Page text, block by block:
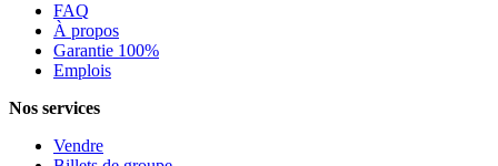
FAQ
À propos
Garantie 100%
Emplois
Nos services
Vendre